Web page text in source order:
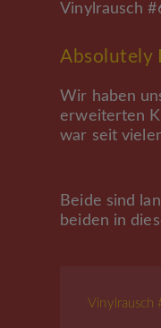
Vinylrausch
Absolutely
Wir haben
erweiterten
war seit
Beide sind
beiden in
Vinylrausch